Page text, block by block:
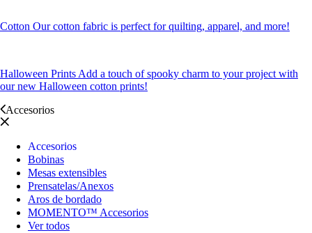
Cotton Our cotton fabric is perfect for quilting, apparel, and more!
Halloween Prints Add a touch of spooky charm to your project with
our new Halloween cotton prints!
Accesorios
Accesorios
Bobinas
Mesas extensibles
Prensatelas/Anexos
Aros de bordado
MOMENTO™ Accesorios
Ver todos